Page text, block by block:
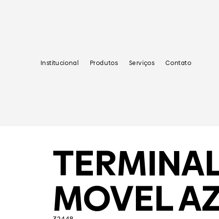
Institucional Produtos Serviços Contato
MOVEL